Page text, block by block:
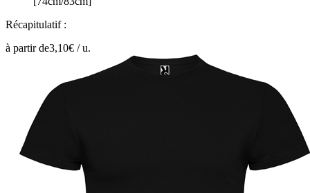
Récapitulatif :
à partir de3,10€ /u.